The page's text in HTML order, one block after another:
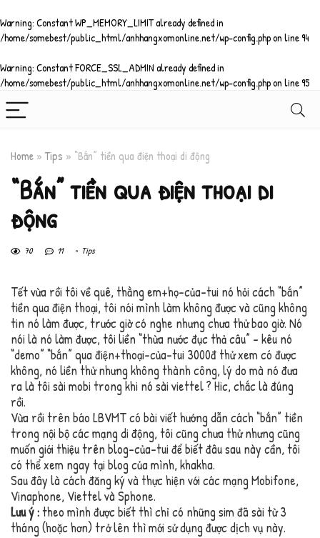
Warning: Constant WP_MEMORY_LIMIT already defined in
/home/somebest/public_html/anhhangxomonline.net/wp-config.phpon line94
Warning: Constant FORCE_SSL_ADMIN already defined in
/home/somebest/public_html/anhhangxomonline.net/wp-config.phpon line95
Home » Tips » “Bắn” tiền qua điện thoại di động
“Bắn” tiền qua điện thoại di
động
70 11 Tips
Tết vừa rồi tôi về quê, thằng em+họ-của-tui nó hỏi cách “bắn”
tiền qua điện thoại, tôi nói mình làm không được và cũng không
tin nó làm được, trước giờ có nghe nhưng chưa thử bao giờ. Nó
nói là nó làm được, tôi liền “thừa nước đục thả câu” – kêu nó
“demo” “bắn” qua điện+thoại-của-tui 3000đ thử xem có được
không, nó liền thử nhưng không thành công, lý do mà nó đưa
ra là tôi sài mobi trong khi nó sài viettel ? Hic, chắc là đúng
rồi.
Vừa rồi trên báo LBVMT có bài viết hướng dẫn cách “bắn” tiền
trong nội bộ các mạng di động, tôi cũng chưa thử nhưng cũng
muốn giới thiệu trên blog-của-tui để biết đâu sau này cần, tôi
có thể xem ngay tại blog của mình, khakha.
Sau đây là cách đăng ký và thực hiện với các mạng Mobifone,
Vinaphone, Viettel và Sphone.
Lưu ý :theo mình được biết thì chỉ có những sim đã sài từ 3
tháng (hoặc hơn) trở lên thì mới sử dụng được dịch vụ này.